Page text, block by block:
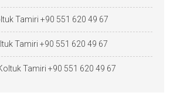
Tamiri +90 551 620 49 67
Tamiri +90 551 620 49 67
Tamiri +90 551 620 49 67